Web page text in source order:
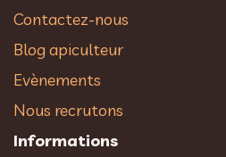
Contactez-nous
Blog apiculteur
Evènements
Nous recrutons
Informations